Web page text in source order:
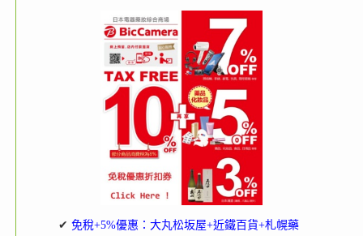
✔ 免稅+5%優惠：大丸松坂屋+近鐵百貨+札幌藥